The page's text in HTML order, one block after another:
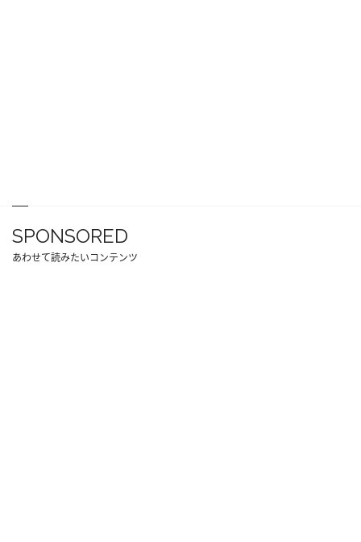
SPONSORED
あわせて読みたいコンテンツ